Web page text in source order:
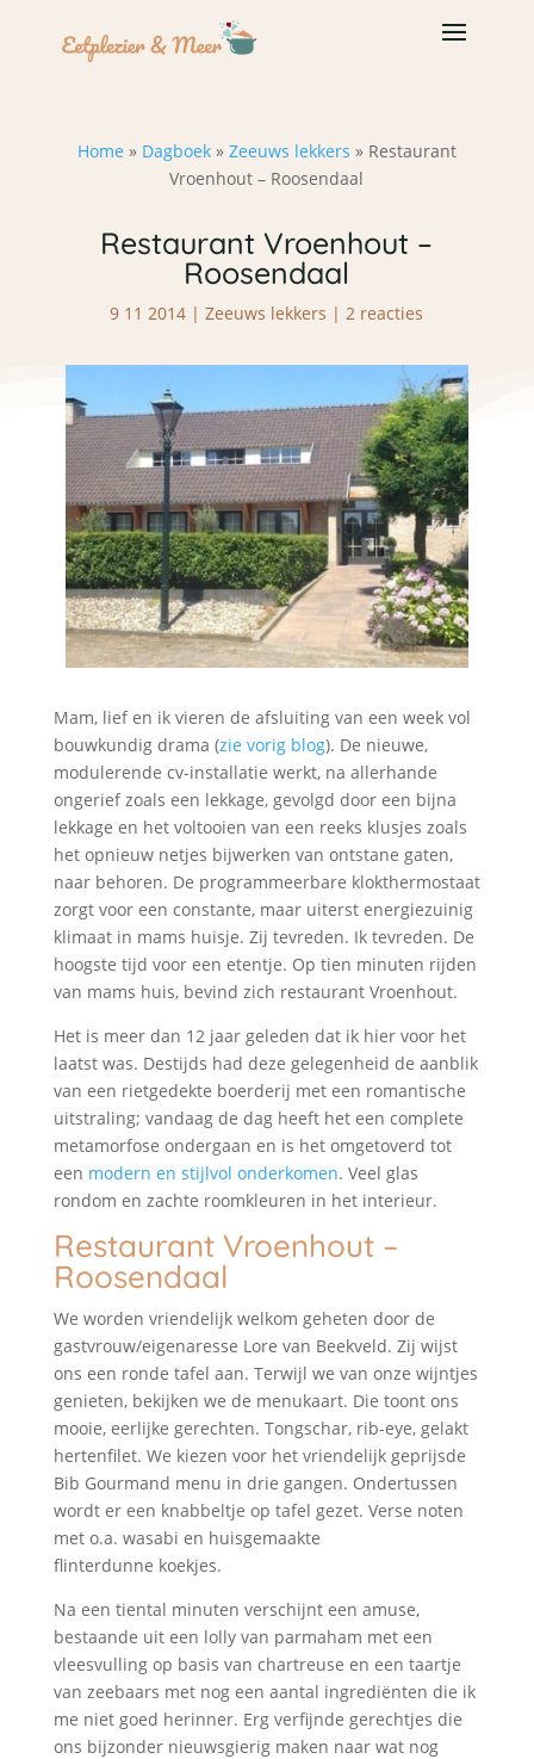
Home » Dagboek» Zeeuws lekkers » Restaurant
Vroenhout – Roosendaal
Restaurant Vroenhout –
Roosendaal
9 11 2014 |Zeeuws lekkers |2 reacties
Mam, lief en ik vieren de afsluiting van een week vol
bouwkundig drama (zie vorig blog). De nieuwe,
modulerende cv-installatie werkt, na allerhande
ongerief zoals een lekkage, gevolgd door een bijna
lekkage en het voltooien van een reeks klusjes zoals
het opnieuw netjes bijwerken van ontstane gaten,
naar behoren. De programmeerbare klokthermostaat
zorgt voor een constante, maar uiterst energiezuinig
klimaat in mams huisje. Zij tevreden. Ik tevreden. De
hoogste tijd voor een etentje. Op tien minuten rijden
van mams huis, bevind zich restaurant Vroenhout.
Het is meer dan 12 jaar geleden dat ik hier voor het
laatst was. Destijds had deze gelegenheid de aanblik
van een rietgedekte boerderij met een romantische
uitstraling; vandaag de dag heeft het een complete
metamorfose ondergaan en is het omgetoverd tot
een modern en stijlvol onderkomen. Veel glas
rondom en zachte roomkleuren in het interieur.
Restaurant Vroenhout –
Roosendaal
We worden vriendelijk welkom geheten door de
gastvrouw/eigenaresse Lore van Beekveld. Zij wijst
ons een ronde tafel aan. Terwijl we van onze wijntjes
genieten, bekijken we de menukaart. Die toont ons
mooie, eerlijke gerechten. Tongschar, rib-eye, gelakt
hertenfilet. We kiezen voor het vriendelijk geprijsde
Bib Gourmand menu in drie gangen. Ondertussen
wordt er een knabbeltje op tafel gezet. Verse noten
met o.a. wasabi en huisgemaakte
flinterdunne koekjes.
Na een tiental minuten verschijnt een amuse,
bestaande uit een lolly van parmaham met een
vleesvulling op basis van chartreuse en een taartje
van zeebaars met nog een aantal ingrediënten die ik
me niet goed herinner. Erg verfijnde gerechtjes die
ons bijzonder nieuwsgierig maken naar wat nog